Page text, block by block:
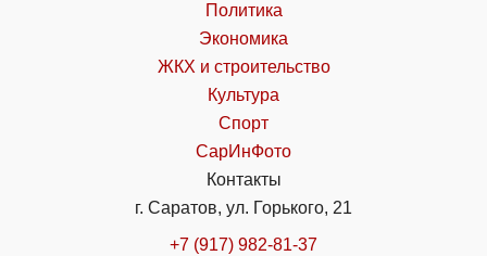
Политика
Экономика
ЖКХ и строительство
Культура
Спорт
СарИнФото
Контакты
г. Саратов, ул. Горького, 21
+7 (917) 982-81-37